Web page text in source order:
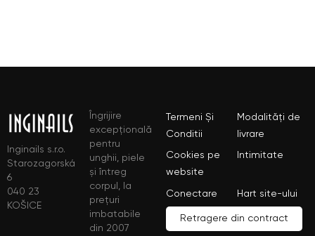
Inginails s.r.o.
Starozagorská
6
040 23
KOŠICE
Îngrijire
excepțională
pentru
unghii, piele
și întreg
corpul, la
prețuri
imbatabile
din 2007
Termeni Și
Conditii
Modalități de
livrare
Cookies pe
website
Intimitate
Conectare Hart site-ului
Retragere din contract